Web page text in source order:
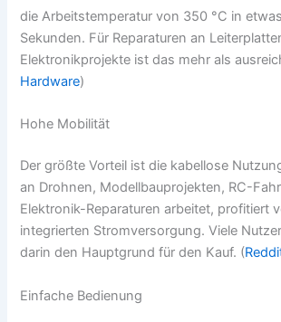
die Arbeitstemperatur von 350 °C in
Sekunden. Für Reparaturen an
Elektronikprojekte ist das mehr als
Hardware)
Hohe Mobilität
Der größte Vorteil ist die kabellose
an Drohnen, Modellbauprojekten, RC-
Elektronik-Reparaturen arbeitet, profitiert
integrierten Stromversorgung. Viele
darin den Hauptgrund für den Kauf. (
Einfache Bedienung